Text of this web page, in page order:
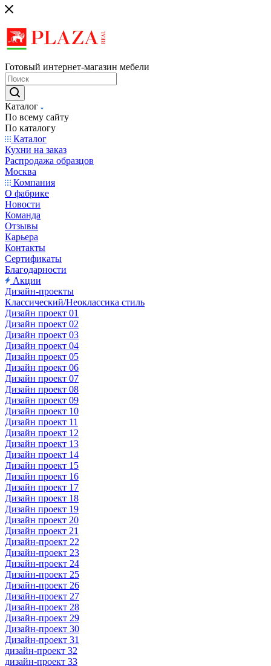
Готовый интернет-магазин мебели
Каталог
По всему сайту
По каталогу
Каталог
Кухни на заказ
Распродажа образцов
Москва
Компания
О фабрике
Новости
Команда
Отзывы
Карьера
Контакты
Сертификаты
Благодарности
Акции
Дизайн-проекты
Классический/Неоклассика стиль
Дизайн проект 01
Дизайн проект 02
Дизайн проект 03
Дизайн проект 04
Дизайн проект 05
Дизайн проект 06
Дизайн проект 07
Дизайн проект 08
Дизайн проект 09
Дизайн проект 10
Дизайн проект 11
Дизайн проект 12
Дизайн проект 13
Дизайн проект 14
Дизайн проект 15
Дизайн проект 16
Дизайн проект 17
Дизайн проект 18
Дизайн проект 19
Дизайн проект 20
Дизайн проект 21
Дизайн-проект 22
Дизайн-проект 23
Дизайн-проект 24
Дизайн-проект 25
Дизайн-проект 26
Дизайн-проект 27
Дизайн-проект 28
Дизайн-проект 29
Дизайн-проект 30
Дизайн-проект 31
дизайн-проект 32
дизайн-проект 33